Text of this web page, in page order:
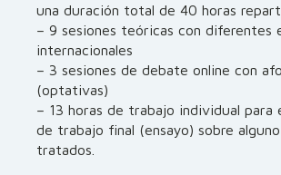
una duración total de 40 horas
– 9 sesiones teóricas con diferentes
internacionales
– 3 sesiones de debate online con
(optativas)
– 13 horas de trabajo individual para
de trabajo final (ensayo) sobre
tratados.